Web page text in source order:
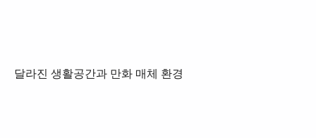
달라진 생활공간과 만화 매체 환경